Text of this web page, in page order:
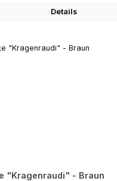
Details
"Kragenraudi" - Braun